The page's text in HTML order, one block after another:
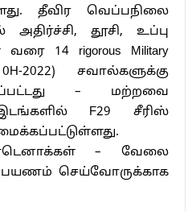
தீவிர வெப்பநிலை
தூசி, உப்பு
வரை 14 rigorous Military
2022) சவால்களுக்கு
– மற்றவை
F29 சீரிஸ்
– வேலை
பயணம் செய்வோருக்காக